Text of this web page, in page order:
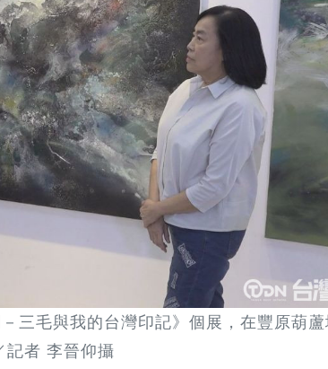
三毛與我的台灣印記》個展，在豐原葫
記者 李晉仰攝